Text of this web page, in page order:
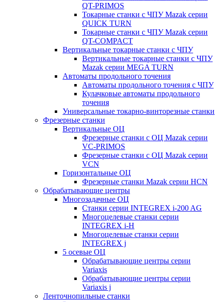
QT-PRIMOS
Токарные станки с ЧПУ Mazak серии
QUICK TURN
Токарные станки с ЧПУ Mazak серии
QT-COMPACT
Вертикальные токарные станки с ЧПУ
Вертикальные токарные станки с ЧПУ
Mazak серии MEGA TURN
Автоматы продольного точения
Автоматы продольного точения с ЧПУ
Кулачковые автоматы продольного
точения
Универсальные токарно-винторезные станки
Фрезерные станки
Вертикальные ОЦ
Фрезерные станки с ОЦ Mazak серии
VC-PRIMOS
Фрезерные станки с ОЦ Mazak серии
VCN
Горизонтальные ОЦ
Фрезерные станки Mazak серии HCN
Обрабатывающие центры
Многозадачные ОЦ
Cтанки серии INTEGREX i-200 AG
Многоцелевые станки серии
INTEGREX i-H
Многоцелевые станки серии
INTEGREX j
5 осевые ОЦ
Обрабатывающие центры серии
Variaxis
Обрабатывающие центры серии
Variaxis j
Ленточнопильные станки